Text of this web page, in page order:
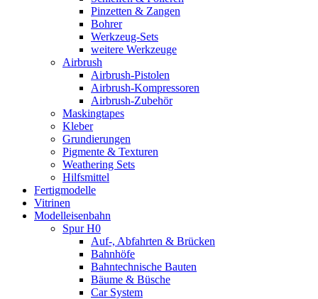
Pinzetten & Zangen
Bohrer
Werkzeug-Sets
weitere Werkzeuge
Airbrush
Airbrush-Pistolen
Airbrush-Kompressoren
Airbrush-Zubehör
Maskingtapes
Kleber
Grundierungen
Pigmente & Texturen
Weathering Sets
Hilfsmittel
Fertigmodelle
Vitrinen
Modelleisenbahn
Spur H0
Auf-, Abfahrten & Brücken
Bahnhöfe
Bahntechnische Bauten
Bäume & Büsche
Car System